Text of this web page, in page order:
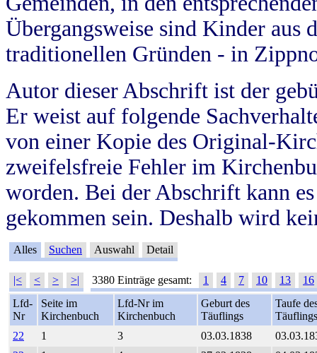
Übergangsweise sind Kinder aus
traditionellen Gründen - in
Autor dieser Abschrift ist der
Er weist auf folgende
von einer Kopie des Original-
zweifelsfreie Fehler im
worden. Bei der Abschrift kann
gekommen sein. Deshalb wird
Alles Suchen Auswahl Detail
|< < > >| 3380 Einträge gesamt: 1 4 7 10 13
16
Lfd-
Nr
Seite im
Kirchenbuch
Lfd-Nr im
Kirchenbuch
Geburt des
Täuflings
Taufe
Täuflings
22
1 3 03.03.1838